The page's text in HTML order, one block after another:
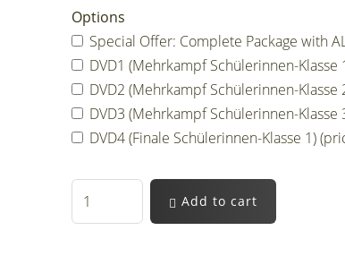
Options
Special Offer: Complete Package with
DVD1 (Mehrkampf Schülerinnen-Klasse
DVD2 (Mehrkampf Schülerinnen-Klasse
DVD3 (Mehrkampf Schülerinnen-Klasse
DVD4 (Finale Schülerinnen-Klasse 1)
Add to cart